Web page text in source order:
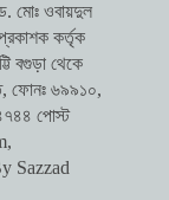
মোঃ ওবায়দুল
কর্তৃক
বগুড়া থেকে
ফোনঃ ৬৯৯১০,
পোস্ট
,
Sazzad